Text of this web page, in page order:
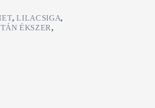
,LILACSIGA,
ÉKSZER,